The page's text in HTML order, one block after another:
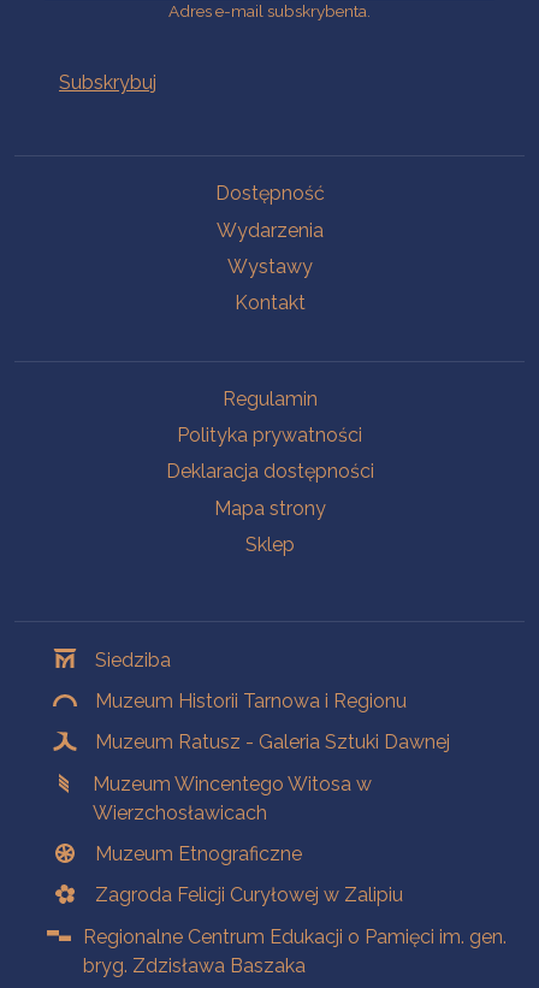
Adres e-mail subskrybenta.
Dostępność
Wydarzenia
Wystawy
Kontakt
Regulamin
Polityka prywatności
Deklaracja dostępności
Mapa strony
Sklep
Siedziba
Muzeum Historii Tarnowa i Regionu
Muzeum Ratusz - Galeria Sztuki Dawnej
Muzeum Wincentego Witosa w
Wierzchosławicach
Muzeum Etnograficzne
Zagroda Felicji Curyłowej w Zalipiu
Regionalne Centrum Edukacji o Pamięci im. gen.
bryg. Zdzisława Baszaka